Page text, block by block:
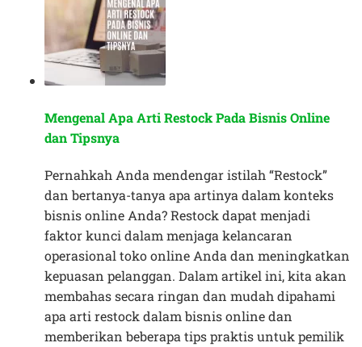
Mengenal Apa Arti Restock Pada Bisnis Online
dan Tipsnya
Pernahkah Anda mendengar istilah “Restock”
dan bertanya-tanya apa artinya dalam konteks
bisnis online Anda? Restock dapat menjadi
faktor kunci dalam menjaga kelancaran
operasional toko online Anda dan meningkatkan
kepuasan pelanggan. Dalam artikel ini, kita akan
membahas secara ringan dan mudah dipahami
apa arti restock dalam bisnis online dan
memberikan beberapa tips praktis untuk pemilik